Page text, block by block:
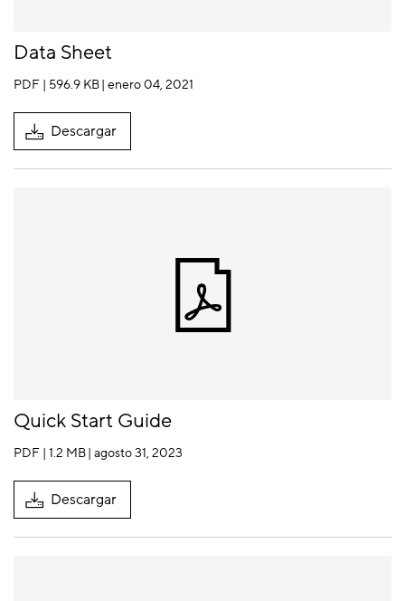
Data Sheet
PDF | 596.9 KB| enero 04, 2021
Descargar
Quick Start Guide
PDF | 1.2 MB| agosto 31, 2023
Descargar